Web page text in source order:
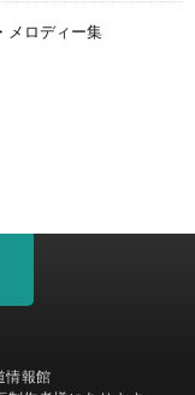
メロディー集
情報館